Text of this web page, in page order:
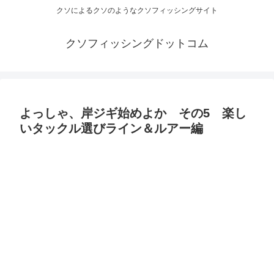
クソによるクソのようなクソフィッシングサイト
クソフィッシングドットコム
よっしゃ、岸ジギ始めよか その5 楽し
いタックル選びライン＆ルアー編